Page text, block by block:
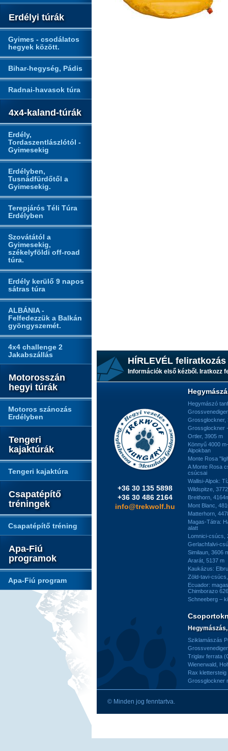
Erdélyi túrák
Gyimes - csodálatos
hegyek között.
Bihar-hegység, Pádis
Radnai-havasok túra
4x4-kaland-túrák
Erdély,
Tordaszentlászlótól -
Gyimesekig
Erdélyben,
Tusnádfürdőtől a
Gyimesekig.
Terepjárós Téli Túra
Erdélyben
Szovátától a
Gyimesekig,
székelyföldi off-road
túra.
Erdély kerülő 9 napos
sátras túra
ALBÁNIA -
Felfedezzük a Balkán
gyöngyszemét.
4x4 challenge 2
Jakabszállás
Motorosszán
hegyi túrák
Motoros szánozás
Erdélyben
Tengeri
kajaktúrák
Tengeri kajaktúra
Csapatépítő
tréningek
Csapatépítő tréning
Apa-Fiú
programok
Apa-Fiú program
HÍRLEVÉL feliratkozás
Információk első kézből. Iratkozz
+36 30 135 5898
+36 30 486 2164
info@trekwolf.hu
Hegymászó
Grossglockner,
Grossglockner
Ortler, 3905 m
Könnyű 4000
Alpokban
Monte Rosa
A Monte Rosa
csúcsai
Wallisi-Alpok:
Wildspitze,
Breithorn,
Mont Blanc,
Matterhorn,
Magas-Tátra:
alatt
Lomnici-csúcs,
Gerlachfalvi-
Similaun, 3606
Ararát, 5137 m
Kaukázus:
Zöld-tavi-
Ecuador:
Chimborazo
Schneeberg –
Sziklamászás
Triglav ferrata
Wienerwald,
Rax
Grossglockner
© Minden jog fenntartva.